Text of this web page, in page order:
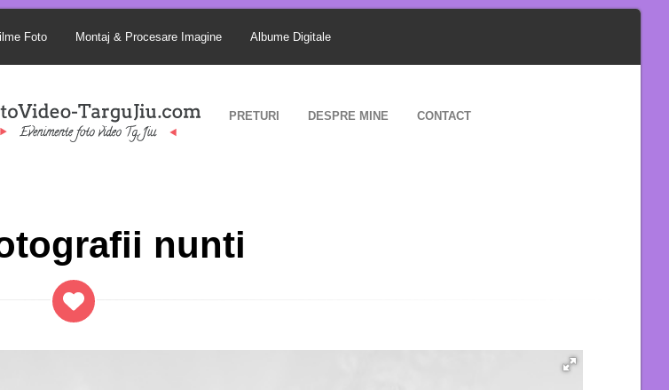
Foto Montaj & Procesare Imagine Albume Digitale
PRETURI DESPRE MINE CONTACT
nunti